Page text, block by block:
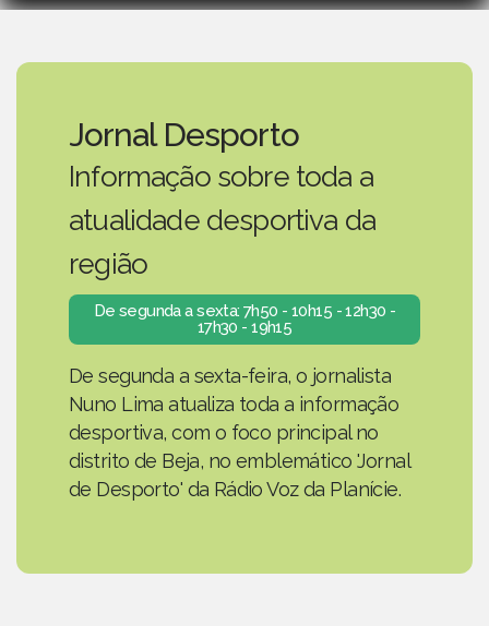
Jornal Desporto
Informação sobre toda a
atualidade desportiva da
região
De segunda a sexta: 7h50 - 10h15 - 12h30 -
17h30 - 19h15
De segunda a sexta-feira, o jornalista
Nuno Lima atualiza toda a informação
desportiva, com o foco principal no
distrito de Beja, no emblemático 'Jornal
de Desporto' da Rádio Voz da Planície.